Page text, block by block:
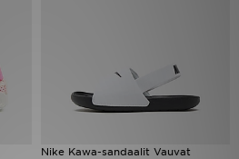
Nike Kawa-sandaalit Vauvat